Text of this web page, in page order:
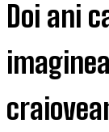
Doi ani